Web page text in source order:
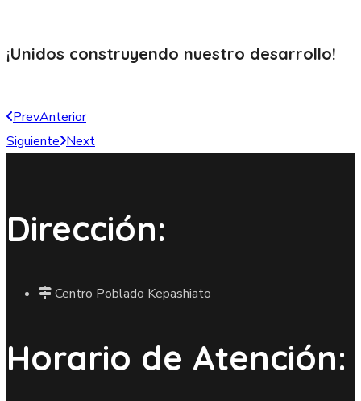
¡Unidos construyendo nuestro desarrollo!
PrevAnterior
Siguiente Next
Dirección:
Centro Poblado Kepashiato
Horario de Atención: